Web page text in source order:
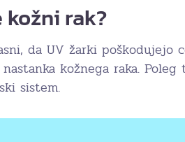
kožni rak?
da UV žarki poškodujejo
kožnega raka.
sistem.